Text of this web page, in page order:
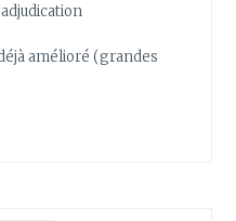
amélioré (grandes